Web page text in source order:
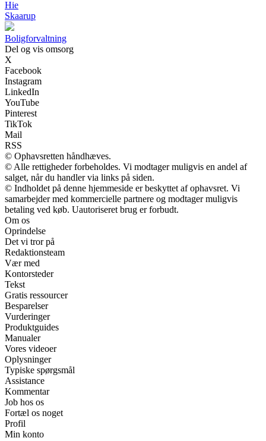
Hie
Skaarup
Boligforvaltning
Del og vis omsorg
X
Facebook
Instagram
LinkedIn
YouTube
Pinterest
TikTok
Mail
RSS
© Ophavsretten håndhæves.
© Alle rettigheder forbeholdes. Vi modtager muligvis en andel af
salget, når du handler via links på siden.
© Indholdet på denne hjemmeside er beskyttet af ophavsret. Vi
samarbejder med kommercielle partnere og modtager muligvis
betaling ved køb. Uautoriseret brug er forbudt.
Om os
Oprindelse
Det vi tror på
Redaktionsteam
Vær med
Kontorsteder
Tekst
Gratis ressourcer
Besparelser
Vurderinger
Produktguides
Manualer
Vores videoer
Oplysninger
Typiske spørgsmål
Assistance
Kommentar
Job hos os
Fortæl os noget
Profil
Min konto